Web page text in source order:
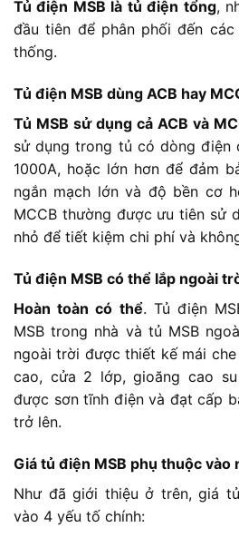
Tủ điện MSB là tủ điện tổng,
đầu tiên để phân phối đến
thống.
Tủ điện MSB dùng ACB hay
Tủ MSB sử dụng cả ACB và
sử dụng trong tủ có dòng
1000A, hoặc lớn hơn để đảm
ngắn mạch lớn và độ bền cơ
MCCB thường được ưu tiên sử
nhỏ để tiết kiệm chi phí và
Tủ điện MSB có thể lắp ngoài
Hoàn toàn có thể. Tủ điện
MSB trong nhà và tủ MSB
ngoài trời được thiết kế mái
cao, cửa 2 lớp, gioăng cao
được sơn tĩnh điện và đạt cấp
trở lên.
Giá tủ điện MSB phụ thuộc vào
Như đã giới thiệu ở trên, giá
vào 4 yếu tố chính: